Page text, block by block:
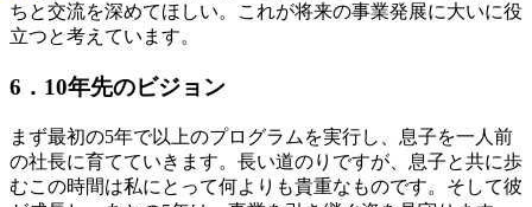
ちと交流を深めてほしい。これが将来の事業発展に大いに役
立つと考えています。
6．10年先のビジョン
まず最初の5年で以上のプログラムを実行し、息子を一人前
の社長に育てていきます。長い道のりですが、息子と共に歩
むこの時間は私にとって何よりも貴重なものです。そして彼